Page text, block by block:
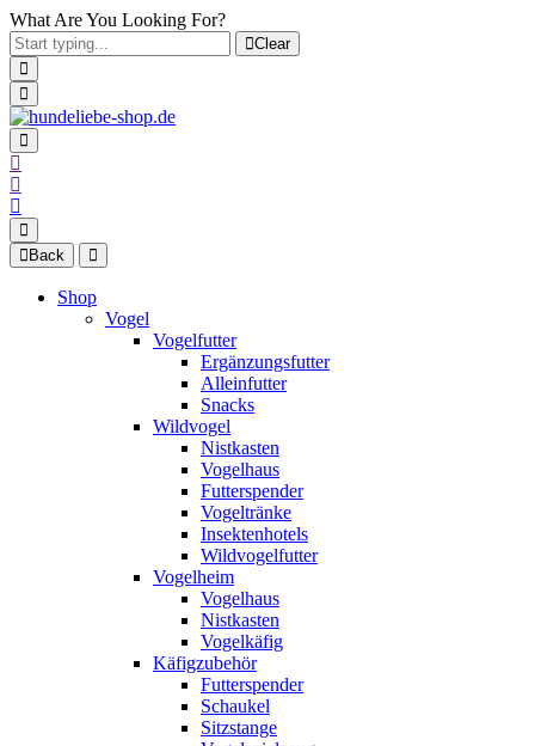
What Are You Looking For?
Clear
Back
Shop
Vogel
Vogelfutter
Ergänzungsfutter
Alleinfutter
Snacks
Wildvogel
Nistkasten
Vogelhaus
Futterspender
Vogeltränke
Insektenhotels
Wildvogelfutter
Vogelheim
Vogelhaus
Nistkasten
Vogelkäfig
Käfigzubehör
Futterspender
Schaukel
Sitzstange